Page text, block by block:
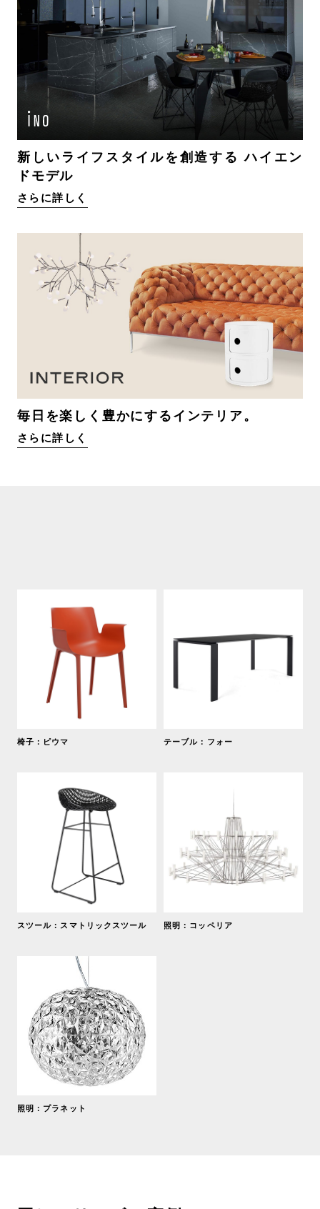
新しいライフスタイルを創造する ハイエン
ドモデル
さらに詳しく
毎日を楽しく豊かにするインテリア。
さらに詳しく
椅子：ピウマ テーブル：フォー
スツール：スマトリックスツール 照明：コッペリア
照明：プラネット